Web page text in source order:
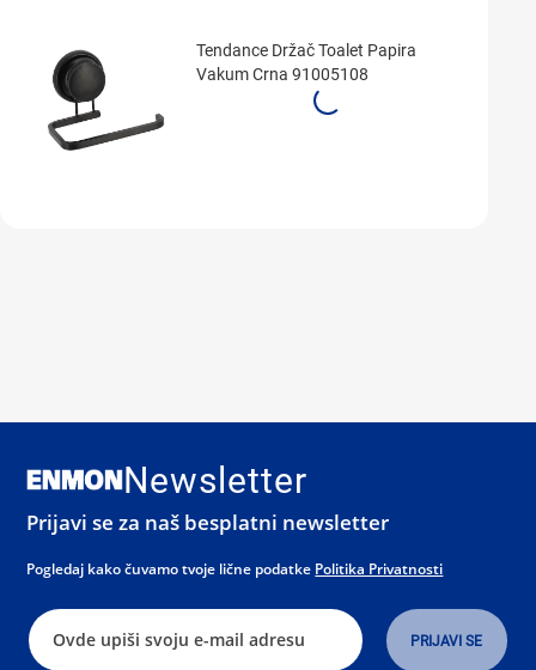
Tendance Držač Toalet Papira
Vakum Crna 91005108
Newsletter
Prijavi se za naš besplatni newsletter
Pogledaj kako čuvamo tvoje lične podatke Politika Privatnosti